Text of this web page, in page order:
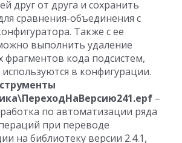
друг от друга и сохранить
сравнения-объединения с
Также с ее
выполнить удаление
фрагментов кода подсистем,
в конфигурации.
–
по автоматизации ряда
при переводе
на библиотеку версии 2.4.1,